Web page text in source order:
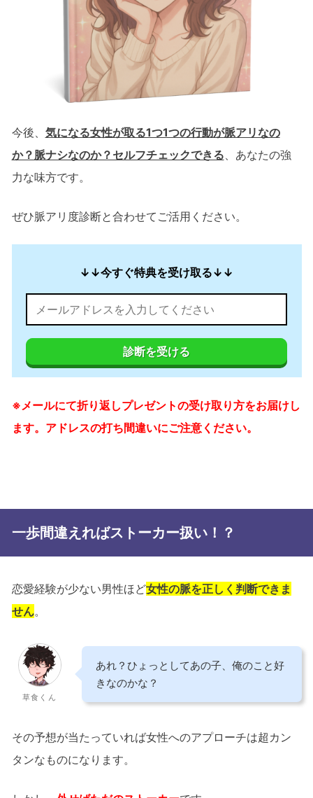
今後、 気になる女性が取る1つ1つの行動が脈アリなの
か？脈ナシなのか？セルフチェックできる 、あなたの強
力な味方です。
ぜひ脈アリ度診断と合わせてご活用ください。
↓↓今すぐ特典を受け取る↓↓
診断を受ける
※メールにて折り返しプレゼントの受け取り方をお届けし
ます。アドレスの打ち間違いにご注意ください。
一歩間違えればストーカー扱い！？
恋愛経験が少ない男性ほど女性の脈を正しく判断できま
せん。
草食くん
あれ？ひょっとしてあの子、俺のこと好
きなのかな？
その予想が当たっていれば女性へのアプローチは超カン
タンなものになります。